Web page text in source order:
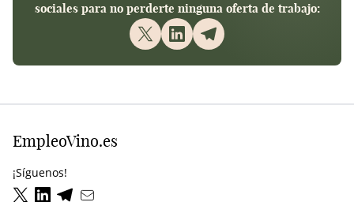
sociales para no perderte ninguna oferta de trabajo:
EmpleoVino.es
¡Síguenos!